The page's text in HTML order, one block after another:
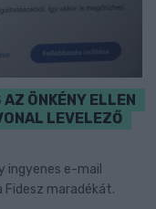
ÖNKÉNY ELLEN
LEVELEZŐ
ingyenes e-mail
maradékát.